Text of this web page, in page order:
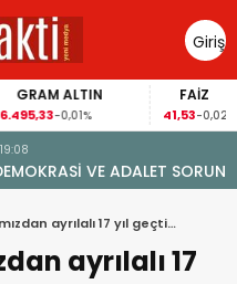
Giriş
Yap
ALTIN
-0,01% -0,02%
VE ADALET SORUNU”
ayrılalı 17 yıl geçti…
ayrılalı 17